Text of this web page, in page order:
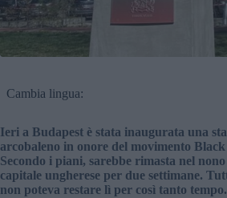
Cambia lingua:
Ieri a Budapest è stata inaugurata una
arcobaleno in onore del movimento
Secondo i piani, sarebbe rimasta nel
capitale ungherese per due settimane.
non poteva restare lì per così tanto tempo.